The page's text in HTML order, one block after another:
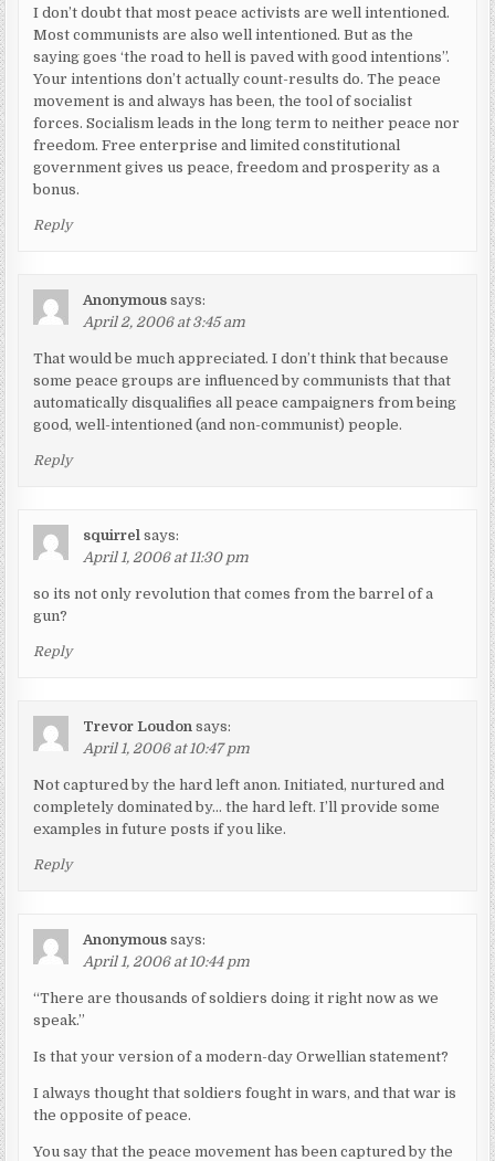
I don’t doubt that most peace activists are well intentioned.
Most communists are also well intentioned. But as the
saying goes ‘the road to hell is paved with good intentions”.
Your intentions don’t actually count-results do. The peace
movement is and always has been, the tool of socialist
forces. Socialism leads in the long term to neither peace nor
freedom. Free enterprise and limited constitutional
government gives us peace, freedom and prosperity as a
bonus.
Reply
Anonymous says:
April 2, 2006 at 3:45 am
That would be much appreciated. I don’t think that because
some peace groups are influenced by communists that that
automatically disqualifies all peace campaigners from being
good, well-intentioned (and non-communist) people.
Reply
squirrel says:
April 1, 2006 at 11:30 pm
so its not only revolution that comes from the barrel of a
gun?
Reply
Trevor Loudon says:
April 1, 2006 at 10:47 pm
Not captured by the hard left anon. Initiated, nurtured and
completely dominated by… the hard left. I’ll provide some
examples in future posts if you like.
Reply
Anonymous says:
April 1, 2006 at 10:44 pm
“There are thousands of soldiers doing it right now as we
speak.”
Is that your version of a modern-day Orwellian statement?
I always thought that soldiers fought in wars, and that war is
the opposite of peace.
You say that the peace movement has been captured by the